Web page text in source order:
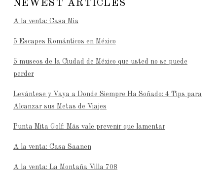
NEWEST ARTICLES
A la venta: Casa Mia
5 Escapes Románticos en México
5 museos de la Ciudad de México que usted no se puede
perder
Levántese y Vaya a Donde Siempre Ha Soñado: 4 Tips para
Alcanzar sus Metas de Viajes
Punta Mita Golf: Más vale prevenir que lamentar
A la venta: Casa Saanen
A la venta: La Montaña Villa 708